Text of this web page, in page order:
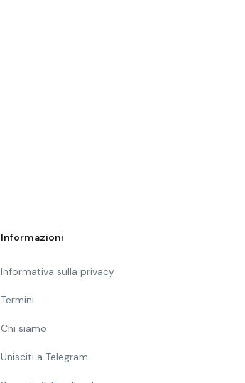
Informazioni
Informativa sulla privacy
Termini
Chi siamo
Unisciti a Telegram